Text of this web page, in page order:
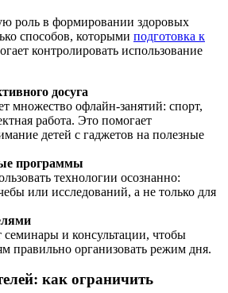
роль в формировании здоровых
способов, которыми подготовка к
контролировать использование
досуга
множество офлайн-занятий: спорт,
работа. Это помогает
детей с гаджетов на полезные
программы
технологии осознанно:
или исследований, а не только для
и консультации, чтобы
правильно организовать режим дня.
как ограничить